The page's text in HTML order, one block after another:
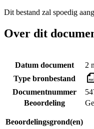
Dit bestand zal spoedig
Over dit
Datum document
2
Type bronbestand
Documentnummer
Beoordeling
Beoordelingsgrond(en)